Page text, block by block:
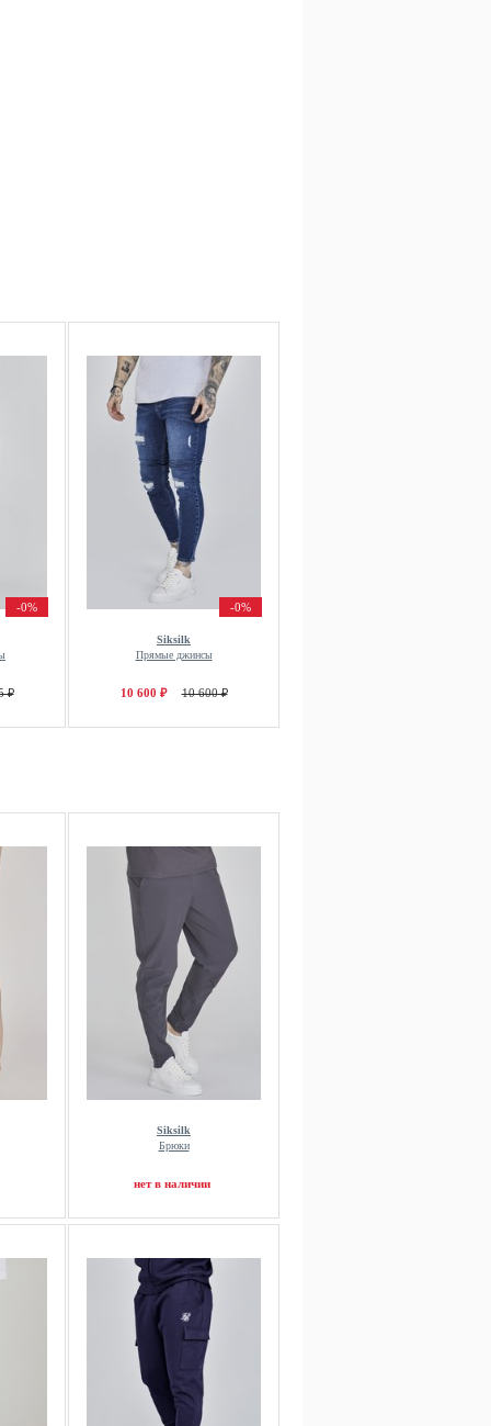
-0%
₽
-0%
Siksilk
Прямые джинсы
10 600 ₽ 10 600 ₽
Siksilk
Брюки
нет в наличии